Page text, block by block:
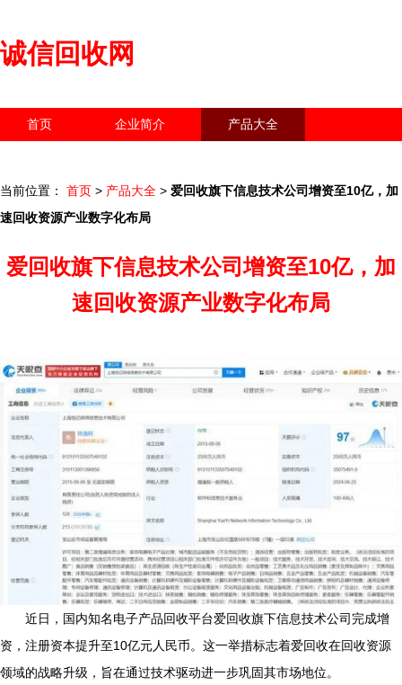
诚信回收网
首页 企业简介 产品大全
当前位置： 首页 > 产品大全 > 爱回收旗下信息技术公司增资至10亿，加
速回收资源产业数字化布局
爱回收旗下信息技术公司增资至10亿，加
速回收资源产业数字化布局
近日，国内知名电子产品回收平台爱回收旗下信息技术公司完成增
资，注册资本提升至10亿元人民币。这一举措标志着爱回收在回收资源
领域的战略升级，旨在通过技术驱动进一步巩固其市场地位。